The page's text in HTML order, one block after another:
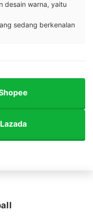
desain warna, yaitu
sedang berkenalan